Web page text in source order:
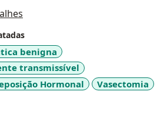
benigna
transmissível
Hormonal
Vasectomia